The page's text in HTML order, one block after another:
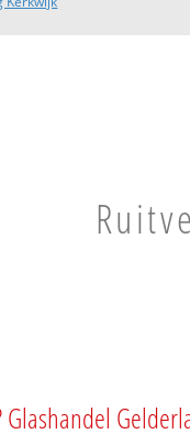
Glashandel